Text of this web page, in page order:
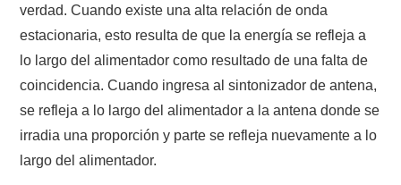
verdad. Cuando existe una alta relación de onda
estacionaria, esto resulta de que la energía se refleja a
lo largo del alimentador como resultado de una falta de
coincidencia. Cuando ingresa al sintonizador de antena,
se refleja a lo largo del alimentador a la antena donde se
irradia una proporción y parte se refleja nuevamente a lo
largo del alimentador.